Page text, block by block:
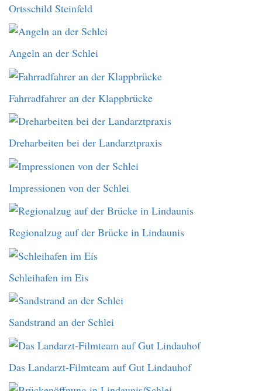
Ortsschild Steinfeld
Angeln an der Schlei
Fahrradfahrer an der Klappbrücke
Dreharbeiten bei der Landarztpraxis
Impressionen von der Schlei
Regionalzug auf der Brücke in Lindaunis
Schleihafen im Eis
Sandstrand an der Schlei
Das Landarzt-Filmteam auf Gut Lindauhof